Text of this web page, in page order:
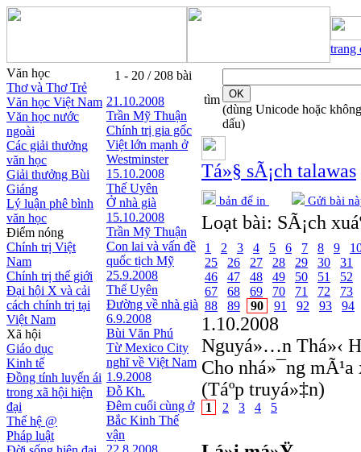
trang
Văn học
Thơ và Thơ Trẻ
Văn học Việt Nam
Văn học nước
ngoài
Các giải thưởng
văn học
Giải thưởng Bùi
Giáng
Lý luận phê bình
văn học
Điểm nóng
Chính trị Việt
Nam
Chính trị thế giới
Đại hội X và cải
cách chính trị tại
Việt Nam
Xã hội
Giáo dục
Kinh tế
Đồng tính luyến ái
trong xã hội hiện
đại
Thế hệ @
Pháp luật
1 - 20 / 208 bài
21.10.2008
Trần Mỹ Thuận
Chính trị gia gốc
Việt lớn mạnh ở
Westminster
15.10.2008
Thế Uyên
Ở nhà già
15.10.2008
Trần Mỹ Thuận
Con lai và vấn đề
quốc tịch Mỹ
25.9.2008
Thế Uyên
Đường về nhà già
6.9.2008
Bùi Văn Phú
Từ Mexico City
nghĩ về Việt Nam
1.9.2008
Đỗ Kh.
Đêm cuối cùng ở
Bắc Kinh Thế
vận
22.8.2008
tìm
(dùng Unicode hoặc không
dấu)
Tá»§ sÃ¡ch talawas
bản để in Gửi bài
Loạt bài: SÃ¡ch
1 2 3 4 5 6 7 8 9
25
26 27 28 29 30
31
46
47 48 49 50 51
52
67
68 69 70 71 72
73
88
89 90 91 92 93 94
1.10.2008
Nguyá»…n Thá»‹
Cho nhá»¯ng
(Táº­p truyá»‡n)
1 2 3 4 5